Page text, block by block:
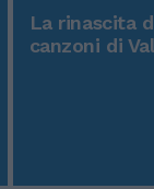
La rinascita
canzoni di